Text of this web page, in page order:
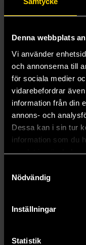
Denna webbplats
Vi använder
och annonserna till
för sociala medier
vidarebefordrar
information från din
annons- och
Dessa kan i sin tur
information som du
samlat in när du har
Nödvändig
Inställningar
Statistik
Demon
vägen!
Destroy
A
Destroy
Utgåva)
Devil's
Die
Dinghai
Disney
Disney
Disney